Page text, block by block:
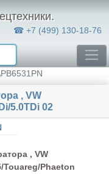
☎ +7 (499) 130-18-76
, VW
5.0TDi 02
, VW
Touareg/Phaeton